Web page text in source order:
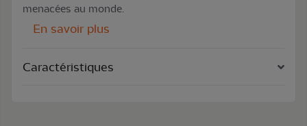
menacées au monde.
En savoir plus
Caractéristiques